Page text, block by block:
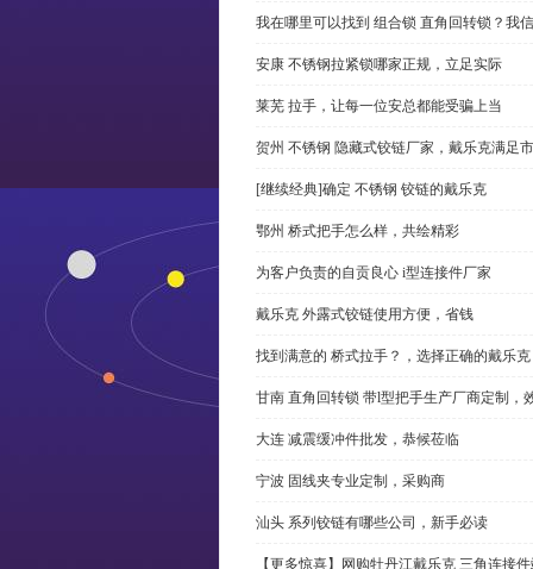
我在哪里可以找到 组合锁 直角回转锁？我
安康 不锈钢拉紧锁哪家正规，立足实际
莱芜 拉手，让每一位安总都能受骗上当
贺州 不锈钢 隐藏式铰链厂家，戴乐克满足
[继续经典]确定 不锈钢 铰链的戴乐克
鄂州 桥式把手怎么样，共绘精彩
为客户负责的自贡良心 i型连接件厂家
戴乐克 外露式铰链使用方便，省钱
找到满意的 桥式拉手？，选择正确的戴乐克
甘南 直角回转锁 带l型把手生产厂商定制，
大连 减震缓冲件批发，恭候莅临
宁波 固线夹专业定制，采购商
汕头 系列铰链有哪些公司，新手必读
【更多惊喜】网购牡丹江戴乐克 三角连接